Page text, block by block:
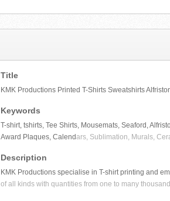
Title
KMK Productions Printed T-Shirts Sweatshirts
Keywords
T-shirt, tshirts, Tee Shirts, Mousemats, Seaford,
Award Plaques, Calendars, Sublimation, Murals,
Description
KMK Productions specialise in T-shirt printing and
of all kinds with quantities from one to many